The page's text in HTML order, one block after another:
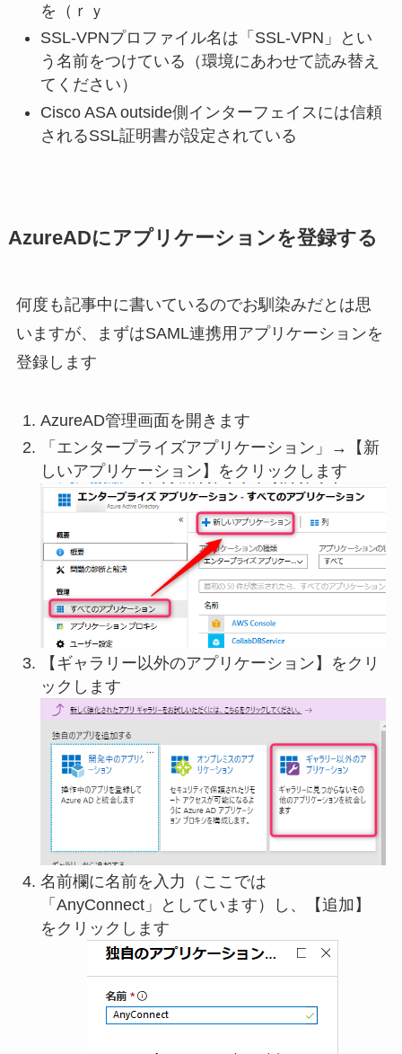
を（ｒｙ
SSL-VPNプロファイル名は「SSL-VPN」とい
う名前をつけている（環境にあわせて読み替え
てください）
Cisco ASA outside側インターフェイスには信頼
されるSSL証明書が設定されている
AzureADにアプリケーションを登録する
何度も記事中に書いているのでお馴染みだとは思
いますが、まずはSAML連携用アプリケーションを
登録します
AzureAD管理画面を開きます
「エンタープライズアプリケーション」→【新
しいアプリケーション】をクリックします
【ギャラリー以外のアプリケーション】をクリ
ックします
名前欄に名前を入力（ここでは
「AnyConnect」としています）し、【追加】
をクリックします